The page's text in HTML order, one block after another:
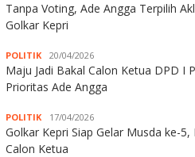
Tanpa Voting, Ade Angga Terpilih
Golkar Kepri
POLITIK 20/04/2026
Maju Jadi Bakal Calon Ketua DPD I
Prioritas Ade Angga
POLITIK 17/04/2026
Golkar Kepri Siap Gelar Musda ke-
Calon Ketua